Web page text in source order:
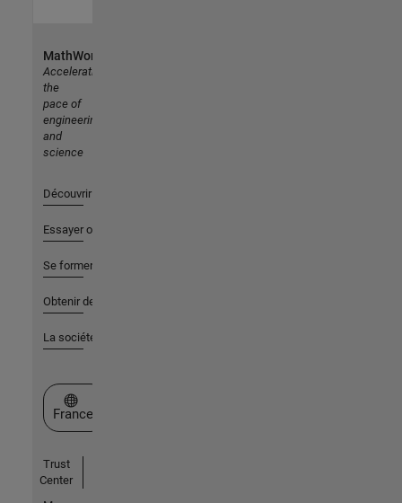
MathWorks
Accelerating
the
pace of
engineering
and
science
Découvrir les produits
Essayer ou acheter
Se former
Obtenir de l'aide
La société
Sélectionner un site web
France
Trust
Center